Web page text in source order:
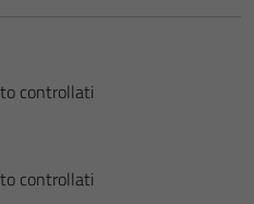
controllati
controllati